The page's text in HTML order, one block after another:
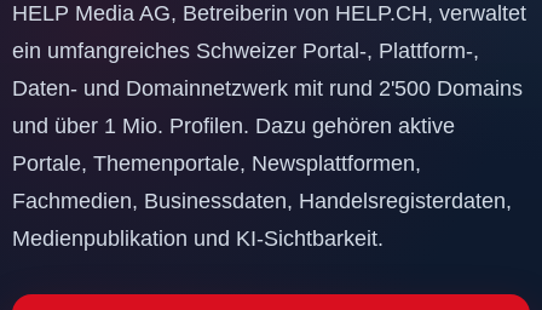
HELP Media AG, Betreiberin von HELP.CH, verwaltet
ein umfangreiches Schweizer Portal-, Plattform-,
Daten- und Domainnetzwerk mit rund 2'500 Domains
und über 1 Mio. Profilen. Dazu gehören aktive
Portale, Themenportale, Newsplattformen,
Fachmedien, Businessdaten, Handelsregisterdaten,
Medienpublikation und KI-Sichtbarkeit.